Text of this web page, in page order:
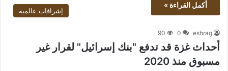
أكمل القراءة »
إشراقات عالمية
eshrag
0
90
أحداث غزة قد تدفع "بنك إسرائيل" لقرار غير
مسبوق منذ 2020